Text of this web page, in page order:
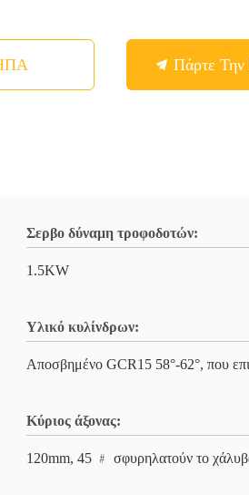
Πάρτε Την
Σερβο δύναμη τροφοδοτών:
1.5KW
Υλικό κυλίνδρων:
Αποσβημένο GCR15 58°-62°, που
Κύριος άξονας:
120mm, 45 ﹟ σφυρηλατούν το